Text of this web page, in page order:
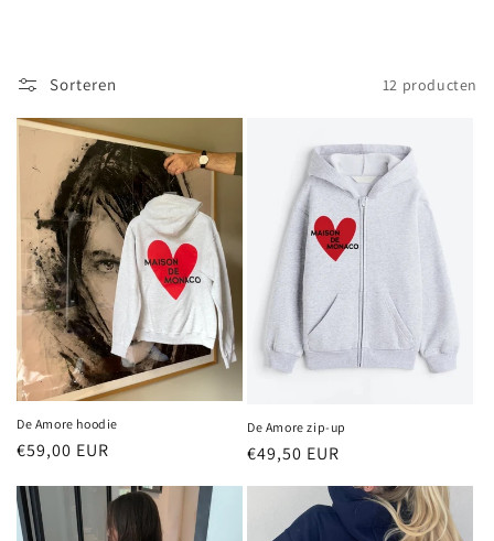
Sorteren 12 producten
De Amore hoodie
Normale
€59,00 EUR
De Amore zip-up
Normale
€49,50 EUR